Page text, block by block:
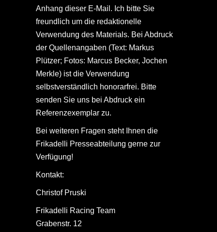
Anhang dieser E-Mail. Ich bitte Sie
freundlich um die redaktionelle
Verwendung des Materials. Bei Abdruck
der Quellenangaben (Text: Markus
Plützer; Fotos: Marcus Becker, Jochen
Merkle) ist die Verwendung
selbstverständlich honorarfrei. Bitte
senden Sie uns bei Abdruck ein
Referenzexemplar zu.
Bei weiteren Fragen steht Ihnen die
Frikadelli Presseabteilung gerne zur
Verfügung!
Kontakt:
Christof Pruski
Frikadelli Racing Team
Grabenstr. 12